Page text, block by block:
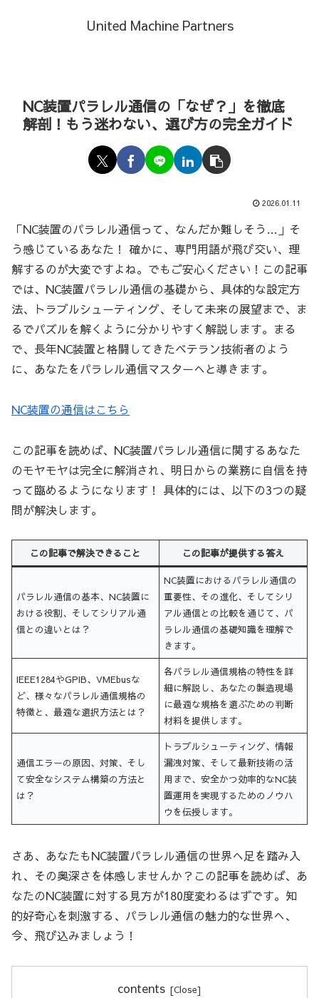
United Machine Partners
NC装置パラレル通信の「なぜ？」を徹底
解剖！もう迷わない、選び方の完全ガイド
2026.01.11
「NC装置のパラレル通信って、なんだか難しそう…」そ
う感じているあなた！ 確かに、専門用語が飛び交い、理
解するのが大変ですよね。でもご安心ください！この記事
では、NC装置パラレル通信の基礎から、具体的な設定方
法、トラブルシューティング、そして未来の展望まで、ま
るでパズルを解くように分かりやすく解説します。まる
で、長年NC装置と格闘してきたベテラン技術者のよう
に、あなたをパラレル通信マスターへと導きます。
NC装置の通信はこちら
この記事を読めば、NC装置パラレル通信に関するあなた
のモヤモヤは完全に解消され、明日からの業務に自信を持
って臨めるようになります！ 具体的には、以下の3つの疑
問が解決します。
この記事で解決できること この記事が提供する答え
パラレル通信の基本、NC装置に
おける役割、そしてシリアル通
信との違いとは？
NC装置におけるパラレル通信の
重要性、その進化、そしてシリ
アル通信との比較を通じて、パ
ラレル通信の基礎知識を理解で
きます。
IEEE1284やGPIB、VMEbusな
ど、様々なパラレル通信規格の
特徴と、最適な選択方法とは？
各パラレル通信規格の特性を詳
細に解説し、あなたの製造現場
に最適な規格を選ぶための判断
材料を提供します。
通信エラーの原因、対策、そし
て安全なシステム構築の方法と
は？
トラブルシューティング、情報
漏洩対策、そして最新技術の活
用まで、安全かつ効率的なNC装
置運用を実現するためのノウハ
ウを伝授します。
さあ、あなたもNC装置パラレル通信の世界へ足を踏み入
れ、その奥深さを体感しませんか？この記事を読めば、あ
なたのNC装置に対する見方が180度変わるはずです。知
的好奇心を刺激する、パラレル通信の魅力的な世界へ、
今、飛び込みましょう！
contents